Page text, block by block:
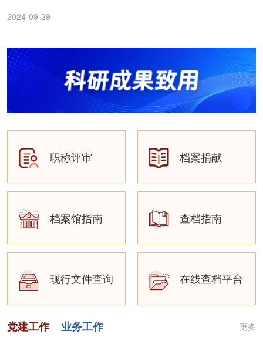
2024-09-29
职称评审 档案捐献
档案馆指南 查档指南
现行文件查询 在线查档平台
党建工作 业务工作 更多